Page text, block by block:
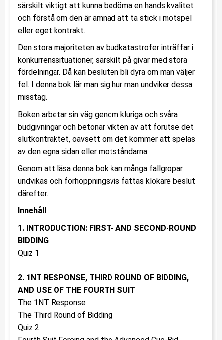
särskilt viktigt att kunna bedöma en hands kvalitet
och förstå om den är ämnad att ta stick i motspel
eller eget kontrakt.
Den stora majoriteten av budkatastrofer inträffar i
konkurrenssituationer, särskilt på givar med stora
fördelningar. Då kan besluten bli dyra om man väljer
fel. I denna bok lär man sig hur man undviker dessa
misstag.
Boken arbetar sin väg genom kluriga och svåra
budgivningar och betonar vikten av att förutse det
slutkontraktet, oavsett om det kommer att spelas
av den egna sidan eller motståndarna.
Genom att läsa denna bok kan många fallgropar
undvikas och förhoppningsvis fattas klokare beslut
därefter.
Innehåll
1. INTRODUCTION: FIRST- AND SECOND-ROUND
BIDDING
Quiz 1
2. 1NT RESPONSE, THIRD ROUND OF BIDDING,
AND USE OF THE FOURTH SUIT
The 1NT Response
The Third Round of Bidding
Quiz 2